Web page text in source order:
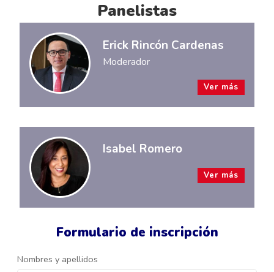
Formulario de inscripción
Nombres y apellidos
Panelistas
Erick Rincón Cardenas
Moderador
Ver más
Isabel Romero
Ver más